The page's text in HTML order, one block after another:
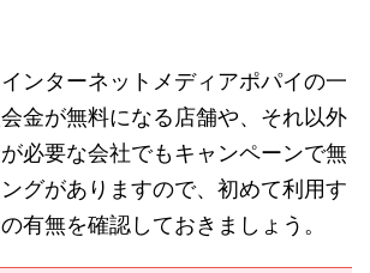
ンターネットメディアポパイの一
金が無料になる店舗や、それ以外
必要な会社でもキャンペーンで無
グがありますので、初めて利用す
有無を確認しておきましょう。